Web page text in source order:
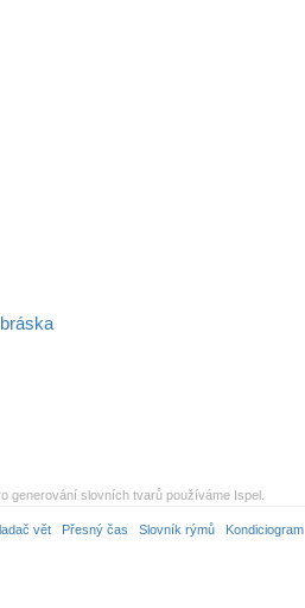
bráska
generování slovních tvarů používáme Ispel.
vět Přesný čas Slovník rýmů Kondiciogram